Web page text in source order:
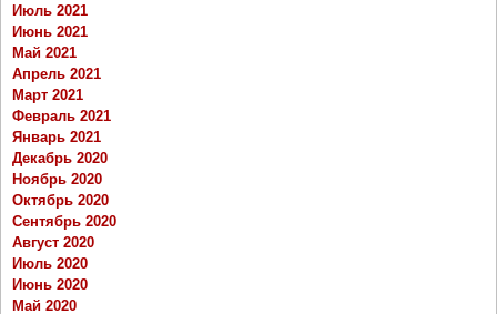
Июль 2021
Июнь 2021
Май 2021
Апрель 2021
Март 2021
Февраль 2021
Январь 2021
Декабрь 2020
Ноябрь 2020
Октябрь 2020
Сентябрь 2020
Август 2020
Июль 2020
Июнь 2020
Май 2020